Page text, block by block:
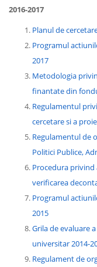
2016-2017
Planul de
Programul
2017
Metodologia
finantate din
Regulamentul
cercetare si a
Regulamentul de
Politici Publice,
Procedura
verificarea
Programul
2015
Grila de evaluare
universitar 2014-
Regulament de